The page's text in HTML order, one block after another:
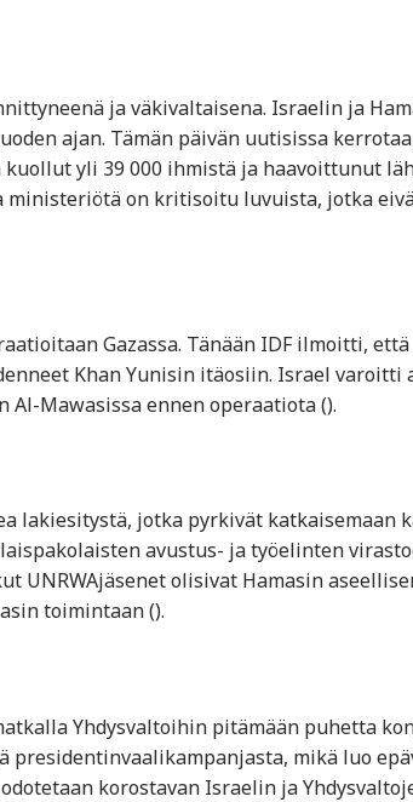
ja väkivaltaisena. Israelin ja
ajan. Tämän päivän uutisissa
yli 39 000 ihmistä ja haavoittunut
on kritisoitu luvuista, jotka
Gazassa. Tänään IDF ilmoitti,
Khan Yunisin itäosiin. Israel varoitti
Mawasissa ennen operaatiota​ ()​.
lakiesitystä, jotka pyrkivät katkaisemaan
avustus- ja työelinten
UNRWAjäsenet olisivat Hamasin
toimintaan​ ()​.
Yhdysvaltoihin pitämään puhetta
presidentinvaalikampanjasta, mikä luo
korostavan Israelin ja